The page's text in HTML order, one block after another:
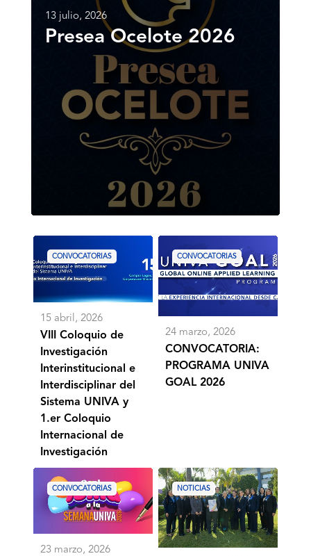
13 julio, 2026
Presea Ocelote 2026
CONVOCATORIAS
Coloquio
de
Investigación
e
Interdisciplinar
del
Sistema
UNIVA
1.er
Coloquio
Internacional
de
Investigación
15 abril, 2026
VIII Coloquio de
Investigación
Interinstitucional e
Interdisciplinar del
Sistema UNIVA y
1.er Coloquio
Internacional de
Investigación
CONVOCATORIAS
PROGRAMA
UNIVA
GOAL
24 marzo, 2026
CONVOCATORIA:
PROGRAMA UNIVA
GOAL 2026
CONVOCATORIAS
Convocatoria
Lema
Semana
UNIVA
23 marzo, 2026
NOTICIAS
UNIVA
recibe
el
Distintivo
de
Integridad
Académica